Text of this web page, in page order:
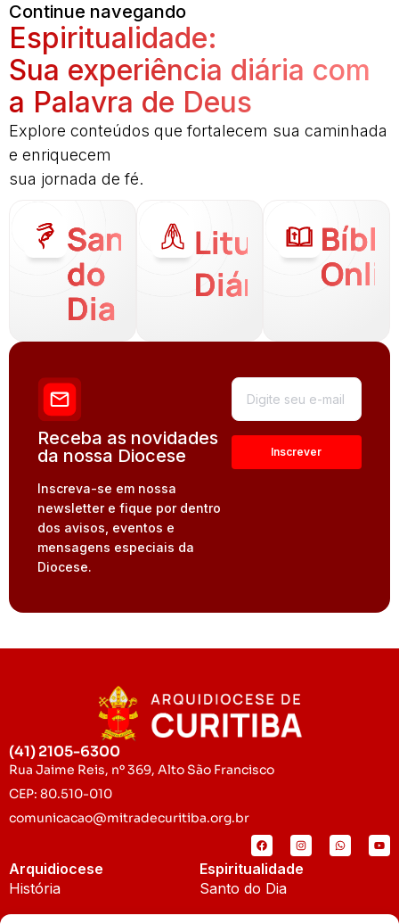
Continue navegando
Espiritualidade:
Sua experiência diária com
a Palavra de Deus
Explore conteúdos que fortalecem sua caminhada
e enriquecem
sua jornada de fé.
Santo
do
Dia
Liturgia
Diária
Receba as novidades
da nossa Diocese
Inscreva-se em nossa
newsletter e fique por dentro
dos avisos, eventos e
mensagens especiais da
Diocese.
(41) 2105-6300
Rua Jaime Reis, nº 369, Alto São Francisco
CEP: 80.510-010
comunicacao@mitradecuritiba.org.br
Arquidiocese
História
Espiritualidade
Santo do Dia